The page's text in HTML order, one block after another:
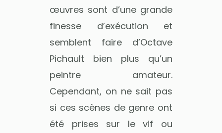
œuvres sont d’une grande
finesse d’exécution et
semblent faire d’Octave
Pichault bien plus qu’un
peintre amateur.
Cependant, on ne sait pas
si ces scènes de genre ont
été prises sur le vif ou